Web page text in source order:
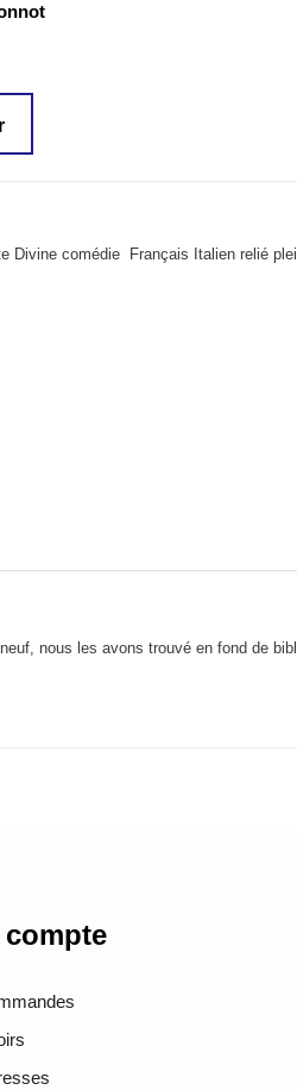
Divine comédie Français Italien relié
nous les avons trouvé en fond de
compte